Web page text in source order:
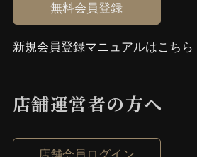
無料会員登録
新規会員登録マニュアルはこちら
店舗運営者の⽅へ
店舗会員ログイン